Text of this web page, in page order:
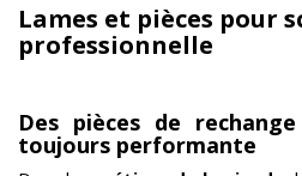
Lames et pièces pour
professionnelle
Des pièces de
toujours performante